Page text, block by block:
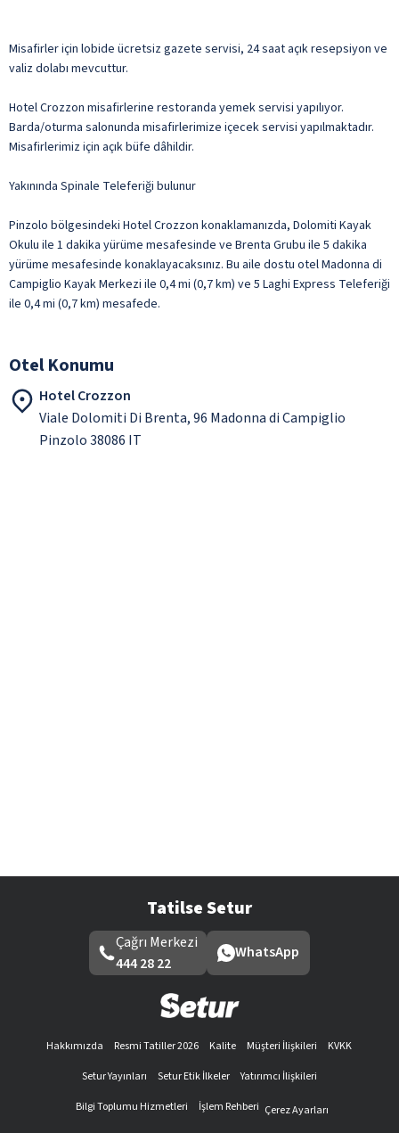
Misafirler için lobide ücretsiz gazete servisi, 24 saat açık resepsiyon ve
valiz dolabı mevcuttur.
Hotel Crozzon misafirlerine restoranda yemek servisi yapılıyor.
Barda/oturma salonunda misafirlerimize içecek servisi yapılmaktadır.
Misafirlerimiz için açık büfe dâhildir.
Yakınında Spinale Teleferiği bulunur
Pinzolo bölgesindeki Hotel Crozzon konaklamanızda, Dolomiti Kayak
Okulu ile 1 dakika yürüme mesafesinde ve Brenta Grubu ile 5 dakika
yürüme mesafesinde konaklayacaksınız. Bu aile dostu otel Madonna di
Campiglio Kayak Merkezi ile 0,4 mi (0,7 km) ve 5 Laghi Express Teleferiği
ile 0,4 mi (0,7 km) mesafede.
Otel Konumu
Hotel Crozzon
Viale Dolomiti Di Brenta, 96 Madonna di Campiglio
Pinzolo 38086 IT
Tatilse Setur
Çağrı Merkezi
444 28 22
WhatsApp
Hakkımızda Resmi Tatiller 2026 Kalite Müşteri İlişkileri
KVKK
Setur Yayınları
Setur Etik İlkeler
Yatırımcı İlişkileri
Bilgi Toplumu Hizmetleri
İşlem Rehberi Çerez Ayarları